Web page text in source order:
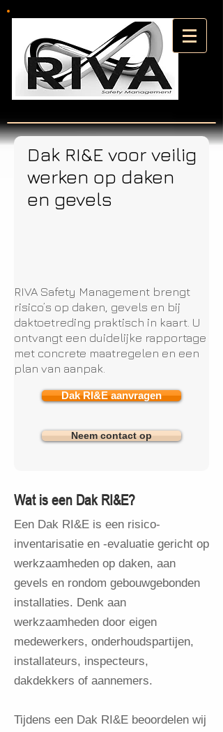
Dak RI&E voor veilig
werken op daken
en gevels
RIVA Safety Management brengt
risico’s op daken, gevels en bij
daktoetreding praktisch in kaart. U
ontvangt een duidelijke rapportage
met concrete maatregelen en een
plan van aanpak.
Dak RI&E aanvragen
Neem contact op
Wat is een Dak RI&E?
Een Dak RI&E is een risico-
inventarisatie en -evaluatie gericht op
werkzaamheden op daken, aan
gevels en rondom gebouwgebonden
installaties. Denk aan
werkzaamheden door eigen
medewerkers, onderhoudspartijen,
installateurs, inspecteurs,
dakdekkers of aannemers.
Tijdens een Dak RI&E beoordelen wij